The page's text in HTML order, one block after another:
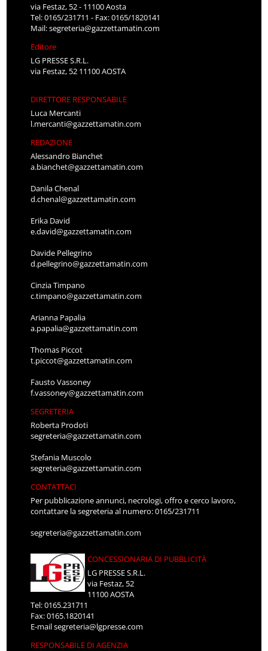
via Festaz, 52 - 11100 Aosta
Tel: 0165/231711 - Fax: 0165/1820141
Mail:segreteria@gazzettamatin.com
Editore
LG PRESSE S.R.L.
via Festaz, 52 11100 AOSTA
DIRETTORE RESPONSABILE
Luca Mercanti
l.mercanti@gazzettamatin.com
REDAZIONE
Alessandro Bianchet
a.bianchet@gazzettamatin.com
Danila Chenal
d.chenal@gazzettamatin.com
Erika David
e.david@gazzettamatin.com
Davide Pellegrino
d.pellegrino@gazzettamatin.com
Cinzia Timpano
c.timpano@gazzettamatin.com
Arianna Papalia
a.papalia@gazzettamatin.com
Thomas Piccot
t.piccot@gazzettamatin.com
Fausto Vassoney
f.vassoney@gazzettamatin.com
SEGRETERIA
Roberta Prodoti
segreteria@gazzettamatin.com
Stefania Muscolo
segreteria@gazzettamatin.com
CONTATTACI
Per pubblicazione annunci, necrologi, offro e cerco lavoro,
contattare la segreteria al numero: 0165/231711
segreteria@gazzettamatin.com
CONCESSIONARIA DI PUBBLICITÀ
LG PRESSE S.R.L.
via Festaz, 52
11100 AOSTA
Tel: 0165.231711
Fax: 0165.1820141
E-mailsegreteria@lgpresse.com
RESPONSABILE DI AGENZIA